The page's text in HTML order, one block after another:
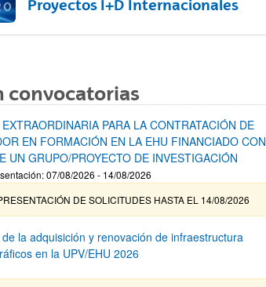
Proyectos I+D Internacionales
convocatorias
PARA LA CONTRATACIÓN DE
EN FORMACIÓN EN LA EHU FINANCIADO CON
UN GRUPO/PROYECTO DE INVESTIGACIÓN
07/08/2026 - 14/08/2026
DE SOLICITUDES HASTA EL 14/08/2026
la adquisición y renovación de infraestructura
en la UPV/EHU 2026